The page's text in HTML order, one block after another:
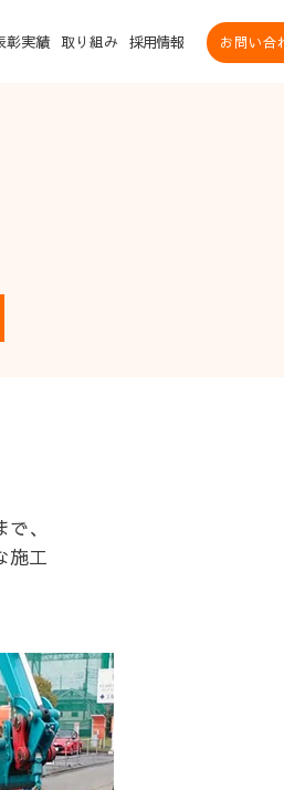
彰実績 取り組み お問い合
採用情報
、
施工